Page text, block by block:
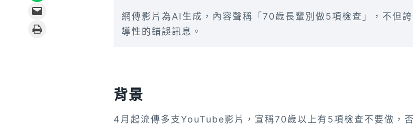
Email this Page
Print this Page
網傳影片為AI生成，內容聲稱「70歲長輩別做5項檢查」，不但
導性的錯誤訊息。
背景
4月起流傳多支YouTube影片，宣稱70歲以上有5項檢查不要做，